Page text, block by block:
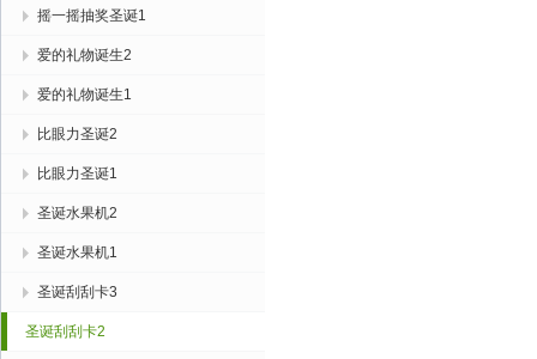
摇一摇抽奖圣诞1
爱的礼物诞生2
爱的礼物诞生1
比眼力圣诞2
比眼力圣诞1
圣诞水果机2
圣诞水果机1
圣诞刮刮卡3
圣诞刮刮卡2